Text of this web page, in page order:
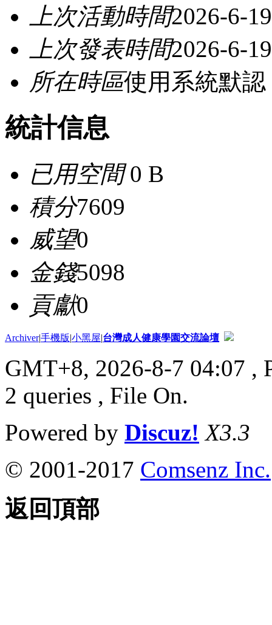
上次活動時間2026-6-
上次發表時間2026-6-
所在時區使用系統默認
統計信息
已用空間0 B
積分7609
威望0
金錢5098
貢獻0
Archiver|手機版|小黑屋|台灣成人健康學園交流論壇
GMT+8, 2026-8-7 04:07 ,
2 queries , File On.
Powered by Discuz! X3.3
© 2001-2017 Comsenz Inc.
返回頂部